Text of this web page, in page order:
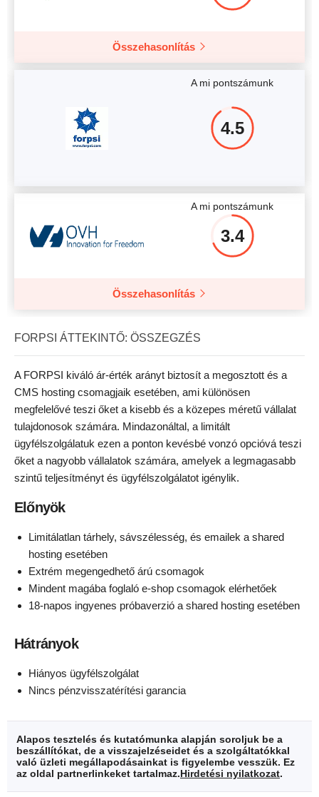
Összehasonlítás
A mi pontszámunk
4.5
A mi pontszámunk
3.4
Összehasonlítás
FORPSI ÁTTEKINTŐ: ÖSSZEGZÉS
A FORPSI kiváló ár-érték arányt biztosít a megosztott és a
CMS hosting csomagjaik esetében, ami különösen
megfelelővé teszi őket a kisebb és a közepes méretű vállalat
tulajdonosok számára. Mindazonáltal, a limitált
ügyfélszolgálatuk ezen a ponton kevésbé vonzó opcióvá teszi
őket a nagyobb vállalatok számára, amelyek a legmagasabb
szintű teljesítményt és ügyfélszolgálatot igénylik.
Előnyök
Limitálatlan tárhely, sávszélesség, és emailek a shared
hosting esetében
Extrém megengedhető árú csomagok
Mindent magába foglaló e-shop csomagok elérhetőek
18-napos ingyenes próbaverzió a shared hosting esetében
Hátrányok
Hiányos ügyfélszolgálat
Nincs pénzvisszatérítési garancia
Alapos tesztelés és kutatómunka alapján soroljuk be a
beszállítókat, de a visszajelzéseidet és a szolgáltatókkal
való üzleti megállapodásainkat is figyelembe vesszük. Ez
az oldal partnerlinkeket tartalmaz.Hirdetési nyilatkozat.